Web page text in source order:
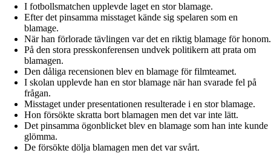
I fotbollsmatchen upplevde laget en stor blamage.
Efter det pinsamma misstaget kände sig spelaren som en
blamage.
När han förlorade tävlingen var det en riktig blamage för honom.
På den stora presskonferensen undvek politikern att prata om
blamagen.
Den dåliga recensionen blev en blamage för filmteamet.
I skolan upplevde han en stor blamage när han svarade fel på
frågan.
Misstaget under presentationen resulterade i en stor blamage.
Hon försökte skratta bort blamagen men det var inte lätt.
Det pinsamma ögonblicket blev en blamage som han inte kunde
glömma.
De försökte dölja blamagen men det var svårt.